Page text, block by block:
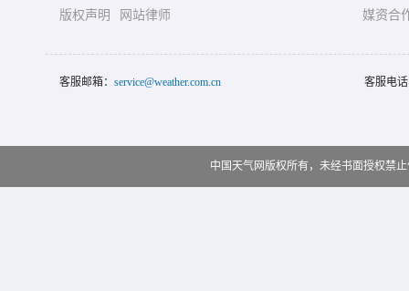
版权声明
网站律师
媒资合
客服邮箱： service@weather.com.cn 客服电
中国天气网版权所有，未经书面授权